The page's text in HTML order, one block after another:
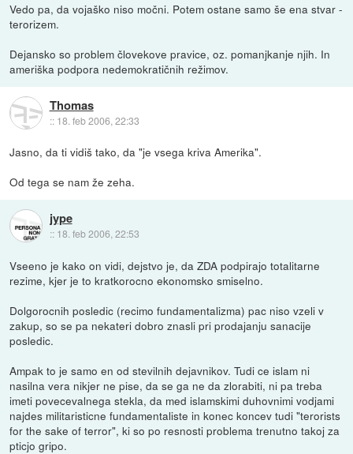
Vedo pa, da vojaško niso močni. Potem ostane samo še ena stvar -
terorizem.
Dejansko so problem človekove pravice, oz. pomanjkanje njih. In
ameriška podpora nedemokratičnih režimov.
Thomas
:: 18. feb 2006, 22:33
Jasno, da ti vidiš tako, da "je vsega kriva Amerika".
Od tega se nam že zeha.
jype
:: 18. feb 2006, 22:53
Vseeno je kako on vidi, dejstvo je, da ZDA podpirajo totalitarne
rezime, kjer je to kratkorocno ekonomsko smiselno.
Dolgorocnih posledic (recimo fundamentalizma) pac niso vzeli v
zakup, so se pa nekateri dobro znasli pri prodajanju sanacije
posledic.
Ampak to je samo en od stevilnih dejavnikov. Tudi ce islam ni
nasilna vera nikjer ne pise, da se ga ne da zlorabiti, ni pa treba
imeti povecevalnega stekla, da med islamskimi duhovnimi vodjami
najdes militaristicne fundamentaliste in konec koncev tudi "terorists
for the sake of terror", ki so po resnosti problema trenutno takoj za
pticjo gripo.